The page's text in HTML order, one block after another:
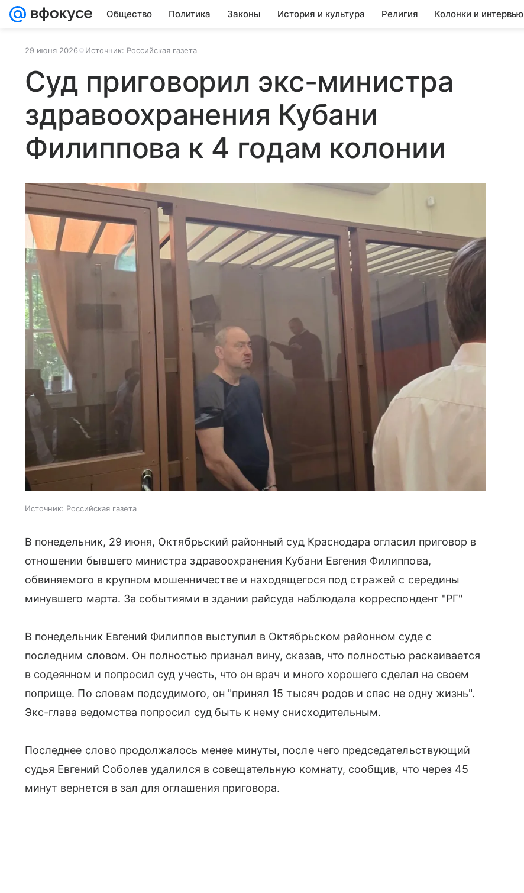
Общество Политика Законы История и культура Религия Колонки и интервью
29 июня 2026 Источник: Российская газета
Суд приговорил экс-министра
здравоохранения Кубани
Филиппова к 4 годам колонии
Источник: Российская газета
В понедельник, 29 июня, Октябрьский районный суд Краснодара огласил приговор в
отношении бывшего министра здравоохранения Кубани Евгения Филиппова,
обвиняемого в крупном мошенничестве и находящегося под стражей с середины
минувшего марта. За событиями в здании райсуда наблюдала корреспондент "РГ"
В понедельник Евгений Филиппов выступил в Октябрьском районном суде с
последним словом. Он полностью признал вину, сказав, что полностью раскаивается
в содеянном и попросил суд учесть, что он врач и много хорошего сделал на своем
поприще. По словам подсудимого, он "принял 15 тысяч родов и спас не одну жизнь".
Экс-глава ведомства попросил суд быть к нему снисходительным.
Последнее слово продолжалось менее минуты, после чего председательствующий
судья Евгений Соболев удалился в совещательную комнату, сообщив, что через 45
минут вернется в зал для оглашения приговора.